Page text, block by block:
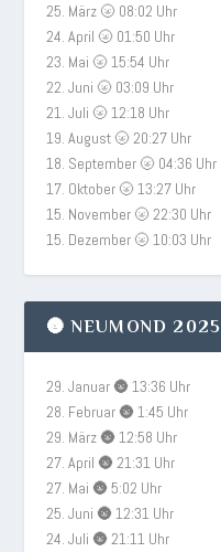
25. März 🌝 08:02 Uhr
24. April 🌝 01:50 Uhr
23. Mai 🌝 15:54 Uhr
22. Juni 🌝 03:09 Uhr
21. Juli 🌝 12:18 Uhr
19. August 🌝 20:27 Uhr
18. September 🌝 04:36 Uhr
17. Oktober 🌝 13:27 Uhr
15. November 🌝 22:30 Uhr
15. Dezember 🌝 10:03 Uhr
🌚 NEUMOND 2025
29. Januar 🌚 13:36 Uhr
28. Februar 🌚 1:45 Uhr
29. März 🌚 12:58 Uhr
27. April 🌚 21:31 Uhr
27. Mai 🌚 5:02 Uhr
25. Juni 🌚 12:31 Uhr
24. Juli 🌚 21:11 Uhr